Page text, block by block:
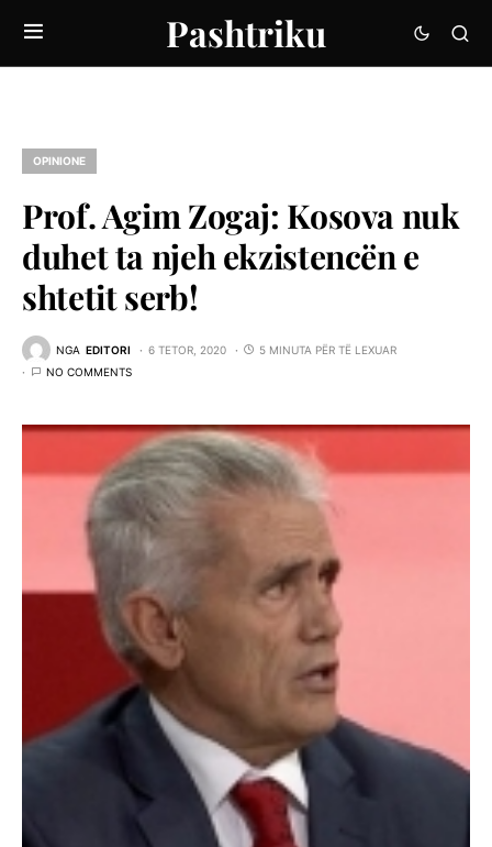
Pashtriku
OPINIONE
Prof. Agim Zogaj: Kosova nuk
duhet ta njeh ekzistencën e
shtetit serb!
NGA EDITORI 6 TETOR, 2020
5 MINUTA PËR TË LEXUAR
NO COMMENTS